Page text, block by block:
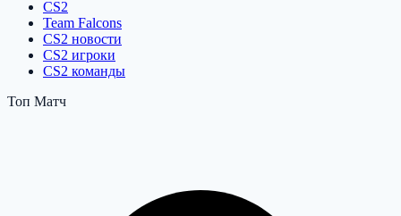
CS2
Team Falcons
CS2 новости
CS2 игроки
CS2 команды
Топ Матч